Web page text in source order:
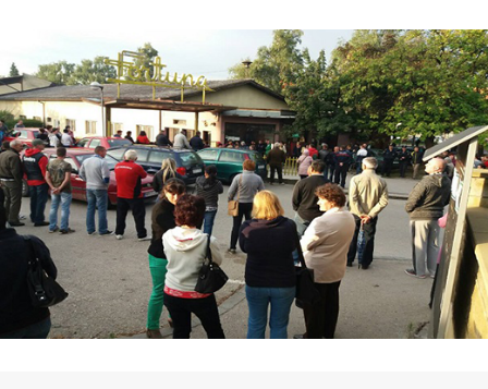
Saradnja sa medijima
Pretraga